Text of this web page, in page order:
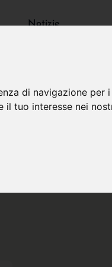
di navigazione per
il tuo interesse nei
Notizie